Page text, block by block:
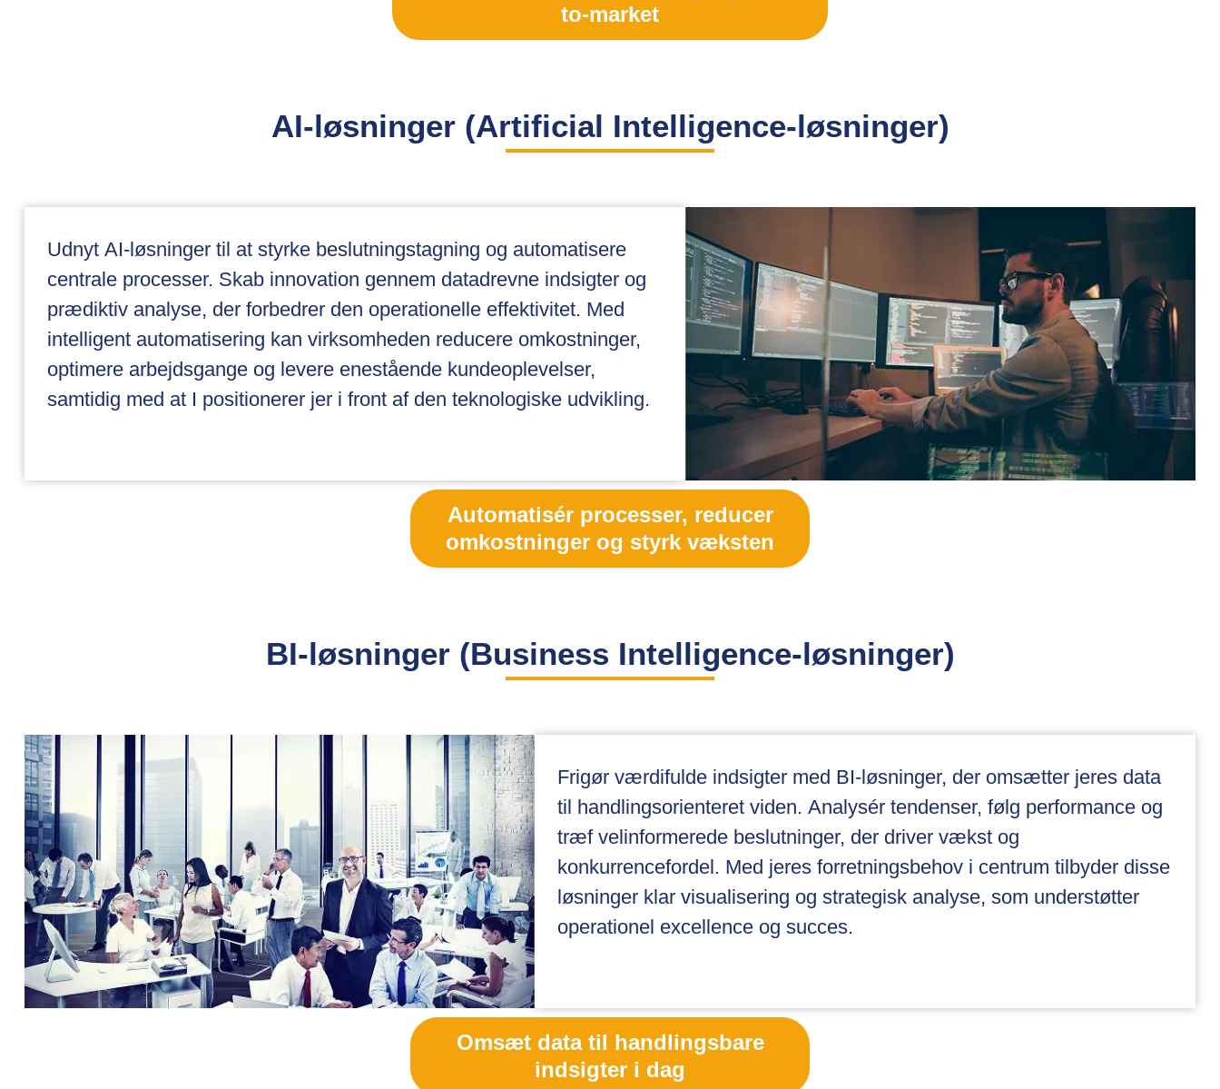
to-market
AI-løsninger (Artificial Intelligence-løsninger)
Udnyt AI-løsninger til at styrke beslutningstagning og automatisere
centrale processer. Skab innovation gennem datadrevne indsigter og
prædiktiv analyse, der forbedrer den operationelle effektivitet. Med
intelligent automatisering kan virksomheden reducere omkostninger,
optimere arbejdsgange og levere enestående kundeoplevelser,
samtidig med at I positionerer jer i front af den teknologiske udvikling.
Automatisér processer, reducer
omkostninger og styrk væksten
BI-løsninger (Business Intelligence-løsninger)
Frigør værdifulde indsigter med BI-løsninger, der omsætter jeres data
til handlingsorienteret viden. Analysér tendenser, følg performance og
træf velinformerede beslutninger, der driver vækst og
konkurrencefordel. Med jeres forretningsbehov i centrum tilbyder disse
løsninger klar visualisering og strategisk analyse, som understøtter
operationel excellence og succes.
Omsæt data til handlingsbare
indsigter i dag